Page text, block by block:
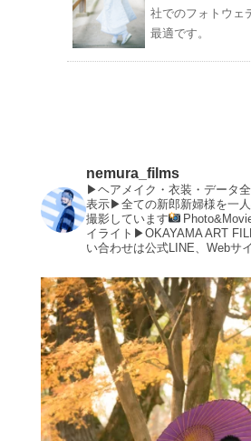
社でのフォトウェ
最適です。
nemura_films
▶︎ヘアメイク・衣装・データ
表示▶︎全ての新郎新婦様を一
撮影しています
イライト▶︎OKAYAMA ART
い合わせは公式LINE、Webサ